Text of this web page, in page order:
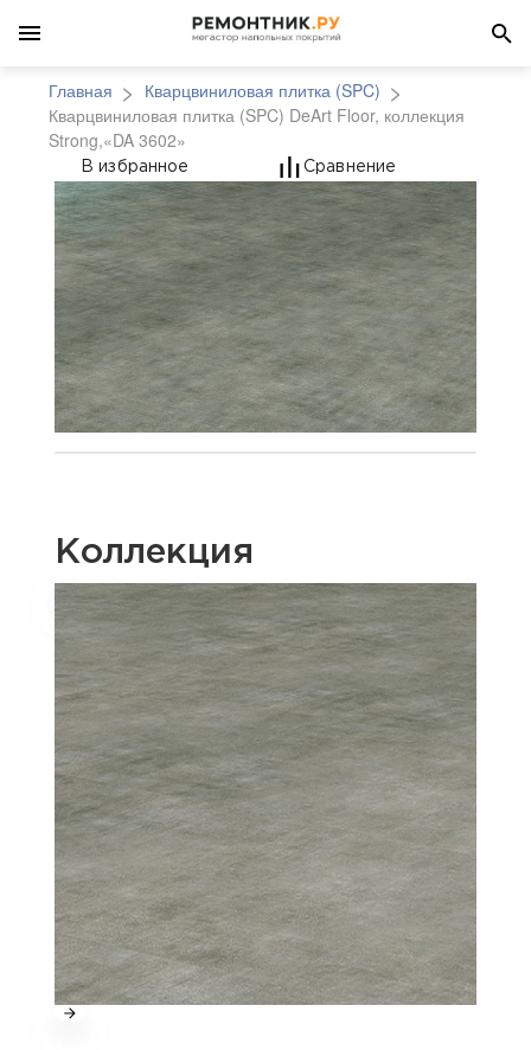
Главная
Кварцвиниловая плитка (SPC)
Кварцвиниловая плитка (SPC) DeArt Floor, коллекция
Strong,«DA 3602»
Кварцвиниловая
В избранное Сравнение
Коллекция